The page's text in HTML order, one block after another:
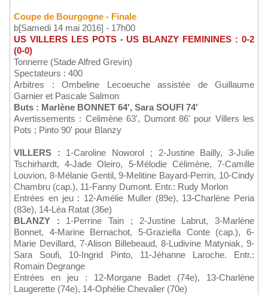
Coupe de Bourgogne - Finale
b[Samedi 14 mai 2016] - 17h00
US VILLERS LES POTS - US BLANZY FEMININES : 0-2
(0-0)
Tonnerre (Stade Alfred Grevin)
Spectateurs : 400
Arbitres : Ombeline Lecoeuche assistée de Guillaume
Garnier et Pascale Salmon
Buts : Marlène BONNET 64', Sara SOUFI 74'
Avertissements : Celimène 63', Dumont 86' pour Villers les
Pots ; Pinto 90' pour Blanzy
VILLERS : 1-Caroline Noworol ; 2-Justine Bailly, 3-Julie
Tschirhardt, 4-Jade Oleiro, 5-Mélodie Célimène, 7-Camille
Louvion, 8-Mélanie Gentil, 9-Melitine Bayard-Perrin, 10-Cindy
Chambru (cap.), 11-Fanny Dumont. Entr.: Rudy Morlon
Entrées en jeu : 12-Amélie Muller (89e), 13-Charlène Peria
(83e), 14-Léa Ratat (36e)
BLANZY : 1-Perrine Tain ; 2-Justine Labrut, 3-Marlène
Bonnet, 4-Marine Bernachot, 5-Graziella Conte (cap.), 6-
Marie Devillard, 7-Alison Billebeaud, 8-Ludivine Matyniak, 9-
Sara Soufi, 10-Ingrid Pinto, 11-Jéhanne Laroche. Entr.:
Romain Degrange
Entrées en jeu : 12-Morgane Badet (74e), 13-Charlène
Laugerette (74e), 14-Ophélie Chevalier (70e)